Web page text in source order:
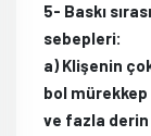
5- Baskı
sebepleri:
a) Klişenin
bol
ve fazla